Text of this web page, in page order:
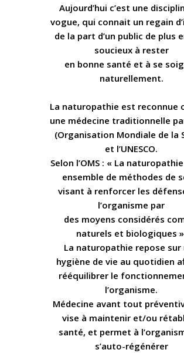
Aujourd’hui c’est une
vogue, qui connait un regain
de la part d’un public de plus
soucieux à rester
en bonne santé et à se
naturellement.
La naturopathie est reconnue
une médecine traditionnelle par
(Organisation Mondiale de la
et l’UNESCO.
Selon l’OMS : « La
ensemble de méthodes de
visant à renforcer les
l’organisme par
des moyens considérés
naturels et biologiques
La naturopathie repose sur
hygiène de vie au quotidien
rééquilibrer le
l’organisme.
Médecine avant tout
vise à maintenir et/ou
santé, et permet à
s’auto-régénérer